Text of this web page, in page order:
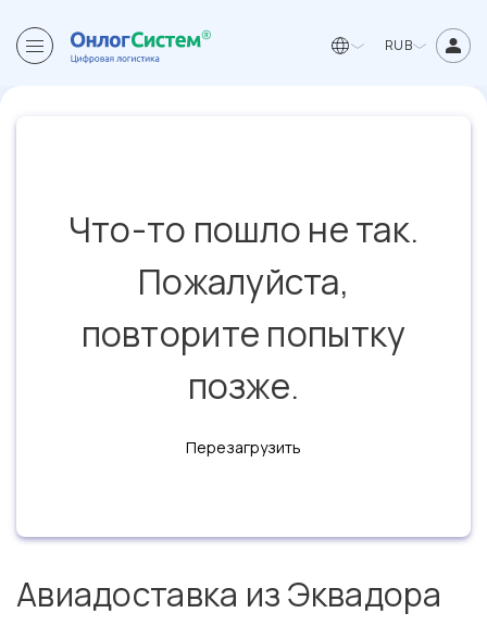
RUB
Что-то пошло не так.
Пожалуйста,
повторите попытку
позже.
Перезагрузить
Авиадоставка из Эквадора